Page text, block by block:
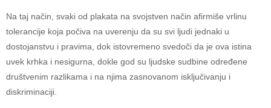
Na taj način, svaki od plakata na svojstven način afirmiše vrlinu
tolerancije koja počiva na uverenju da su svi ljudi jednaki u
dostojanstvu i pravima, dok istovremeno svedoči da je ova istina
uvek krhka i nesigurna, dokle god su ljudske sudbine određene
društvenim razlikama i na njima zasnovanom isključivanju i
diskriminaciji.